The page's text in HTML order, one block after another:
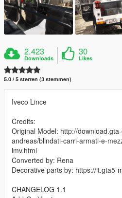
2.423
Downloads
30
Likes
5.0 / 5 sterren (3 stemmen)
Iveco Lince
Credits:
Original Model: http://
andreas/blindati-carri-armati-e-
lmv.html
Converted by: Rena
Decorative parts by: https://it.gta5-
CHANGELOG 1.1